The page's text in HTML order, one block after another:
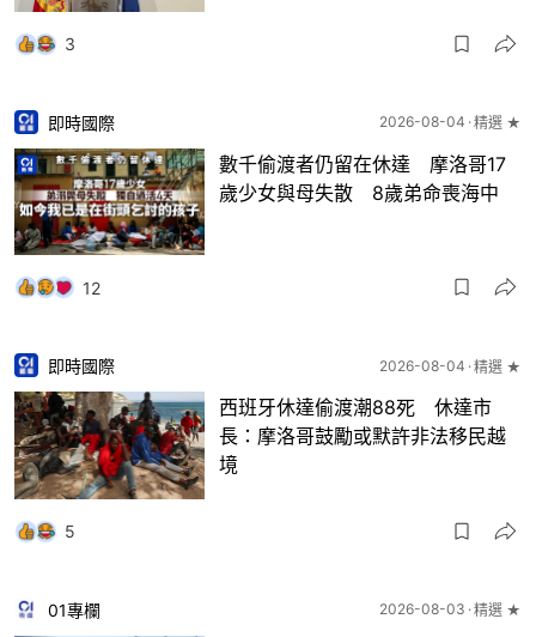
3
即時國際 2026-08-04 精選 ★
數千偷渡者仍留在休達 摩洛哥17
歲少女與母失散 8歲弟命喪海中
12
即時國際 2026-08-04 精選 ★
西班牙休達偷渡潮88死 休達市
長：摩洛哥鼓勵或默許非法移民越
境
5
01專欄 2026-08-03 精選 ★